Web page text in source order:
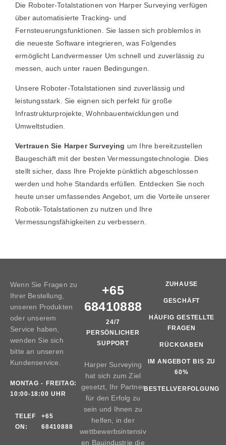
Die Roboter-Totalstationen von Harper Surveying verfügen
über automatisierte Tracking- und
Fernsteuerungsfunktionen. Sie lassen sich problemlos in
die neueste Software integrieren, was Folgendes
ermöglicht Landvermesser Um schnell und zuverlässig zu
messen, auch unter rauen Bedingungen.
Unsere Roboter-Totalstationen sind zuverlässig und
leistungsstark. Sie eignen sich perfekt für große
Infrastrukturprojekte, Wohnbauentwicklungen und
Umweltstudien.
Vertrauen Sie Harper Surveying um Ihre bereitzustellen
Baugeschäft mit der besten Vermessungstechnologie. Dies
stellt sicher, dass Ihre Projekte pünktlich abgeschlossen
werden und hohe Standards erfüllen. Entdecken Sie noch
heute unser umfassendes Angebot, um die Vorteile unserer
Robotik-Totalstationen zu nutzen und Ihre
Vermessungsfähigkeiten zu verbessern.
Wenn Sie Fragen zu
Ihrer Bestellung,
unseren Produkten
oder unserem
Service haben,
wenden Sie sich
bitte an unseren
Kundenservice.
MONTAG - FREITAG:
10:00-18:00 UHR
TELEF
ON:
+65
68410888
+65
68410888
24/7
PERSÖNLICHER
SUPPORT
Harper Surveying
hat sich zum Ziel
gesetzt, Ihr Partner
für den Erfolg zu
sein und Ihnen zu
helfen, in der
wettbewerbsintensiv
en Bauindustrie die
ZUHAUSE
GESCHÄFT
HÄUFIG GESTELLTE
FRAGEN
RÜCKGABEN
IM ANGEBOT BIS ZU
60%
BESTELLVERFOLGUNG